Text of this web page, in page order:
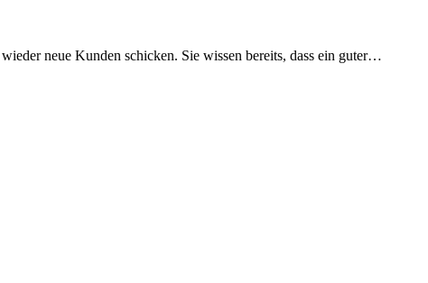
neue Kunden schicken. Sie wissen bereits, dass ein guter…